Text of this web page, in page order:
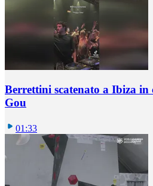
Berrettini scatenato a Ibiza in
Gou
01:33